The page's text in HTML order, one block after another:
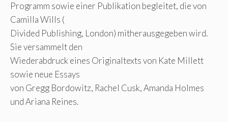
Programm sowie einer Publikation begleitet, die von
Camilla Wills (
Divided Publishing, London) mitherausgegeben wird.
Sie versammelt den
Wiederabdruck eines Originaltexts von Kate Millett
sowie neue Essays
von Gregg Bordowitz, Rachel Cusk, Amanda Holmes
und Ariana Reines.